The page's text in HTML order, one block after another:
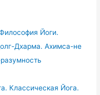
Йоги.
Дхарма. Ахимса-не
Классическая Йога.